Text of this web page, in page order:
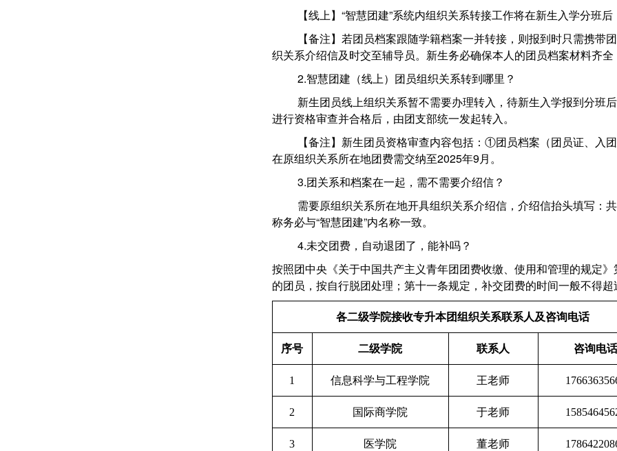
【线上】 “智慧团建”系统内组织关系转接工作将在新生入学分班后
【备注】若团员档案跟随学籍档案一并转接，则报到时只需携带
织关系介绍信及时交至辅导员。新生务必确保本人的团员档案材料齐全
2.智慧团建（线上）团员组织关系转到哪里？
新生团员线上组织关系暂不需要办理转入，待新生入学报到分班
进行资格审查并合格后，由团支部统一发起转入。
【备注】新生团员资格审查内容包括： ①团员档案（团员证、入
在原组织关系所在地团费需交纳至2025年9月。
3.团关系和档案在一起，需不需要介绍信？
需要原组织关系所在地开具组织关系介绍信，介绍信抬头填写：
称务必与“智慧团建”内名称一致。
4.未交团费，自动退团了，能补吗？
按照团中央《关于中国共产主义青年团团费收缴、使用和管理的规定
的团员，按自行脱团处理；第十一条规定，补交团费的时间一般不得超
各二级学院接收专升本团组织关系联系人及咨询电话
序号 二级学院 联系人 咨询电话
1 信息科学与工程学院 王老师
2 国际商学院 于老师
3 医学院 董老师